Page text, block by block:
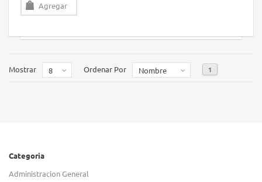
Agregar
Mostrar 8 Ordenar Por Nombre 1
Categoria
Administracion General